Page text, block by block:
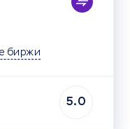
биржи
5.0